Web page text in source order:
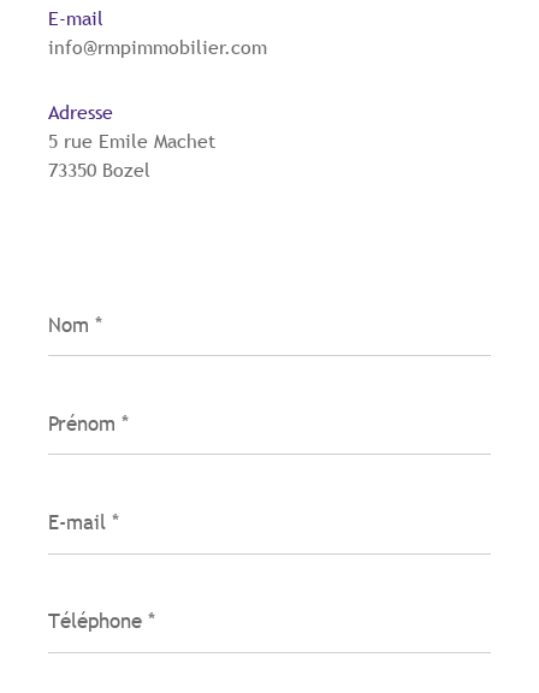
E-mail
info@rmpimmobilier.com
Adresse
5 rue Emile Machet
73350 Bozel
*
*
mail
*
*